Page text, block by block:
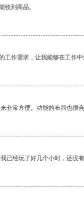
收到商品。
作需求，让我能够在工作中
非常方便。功能的布局也很合
已经玩了好几个小时，还没有